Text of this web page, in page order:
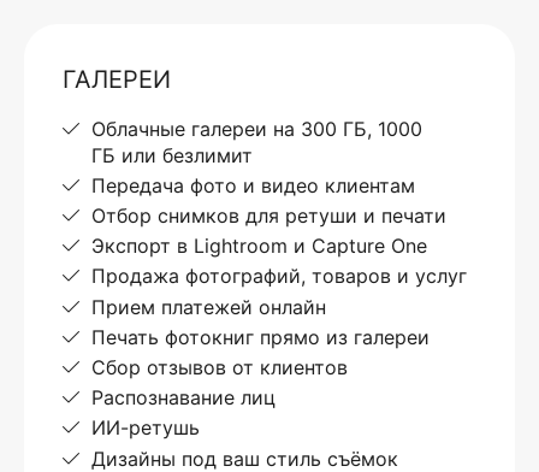
ГАЛЕРЕИ
Облачные галереи на 300 ГБ, 1000
ГБ или безлимит
Передача фото и видео клиентам
Отбор снимков для ретуши и печати
Экспорт в Lightroom и Capture One
Продажа фотографий, товаров и услуг
Прием платежей онлайн
Печать фотокниг прямо из галереи
Сбор отзывов от клиентов
Распознавание лиц
ИИ-ретушь
Дизайны под ваш стиль съёмок